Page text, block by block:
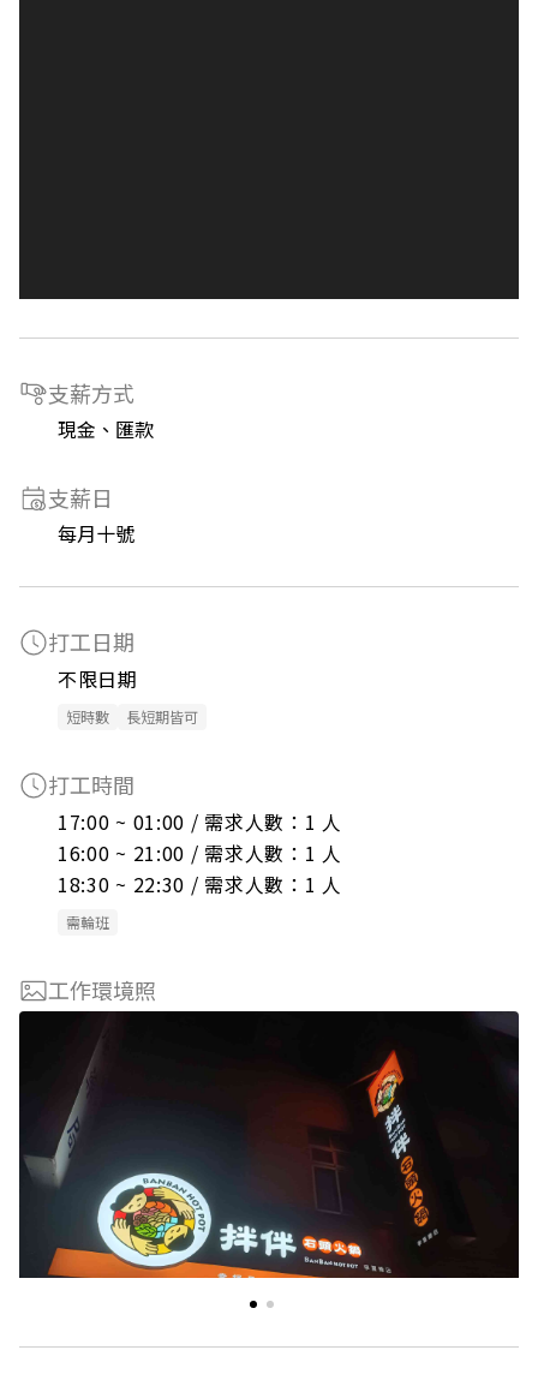
支薪方式
現金、匯款
支薪日
每月十號
打工日期
不限日期
短時數 長短期皆可
打工時間
17:00 ~ 01:00 / 需求人數：1 人
16:00 ~ 21:00 / 需求人數：1 人
18:30 ~ 22:30 / 需求人數：1 人
需輪班
工作環境照